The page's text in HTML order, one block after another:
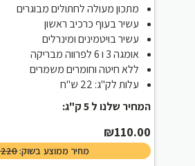
מתכון מעולה לחתולים מבוגרים
עשיר בעוף כרכיב ראשון
עשיר בויטמינים ומינרלים
אומגה 3 ו 6 לפרווה מבריקה
ללא חיטה וחומרים משמרים
עלות לק"ג: 22 ש"ח
המחיר שלנו ל 5 ק"ג:
₪110.00
מחיר ממוצע בשוק:220